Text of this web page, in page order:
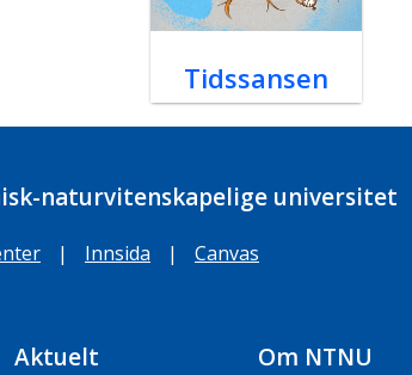
Tidssansen
naturvitenskapelige universitet
| Innsida | Canvas
Aktuelt Om NTNU